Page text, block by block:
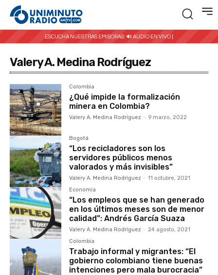
ESCUCHA NUESTRAS EMISORAS: 🔊 AUDIO EN VIVO |
Valery A. Medina Rodríguez
Colombia
¿Qué impide la formalización
minera en Colombia?
Valery A. Medina Rodríguez - 9 marzo, 2022
Bogotá
“Los recicladores son los
servidores públicos menos
valorados y más invisibles”
Valery A. Medina Rodríguez - 11 octubre, 2021
Economía
“Los empleos que se han generado
en los últimos meses son de menor
calidad”: Andrés García Suaza
Valery A. Medina Rodríguez - 24 agosto, 2021
Colombia
Trabajo informal y migrantes: “El
gobierno colombiano tiene buenas
intenciones pero mala burocracia”